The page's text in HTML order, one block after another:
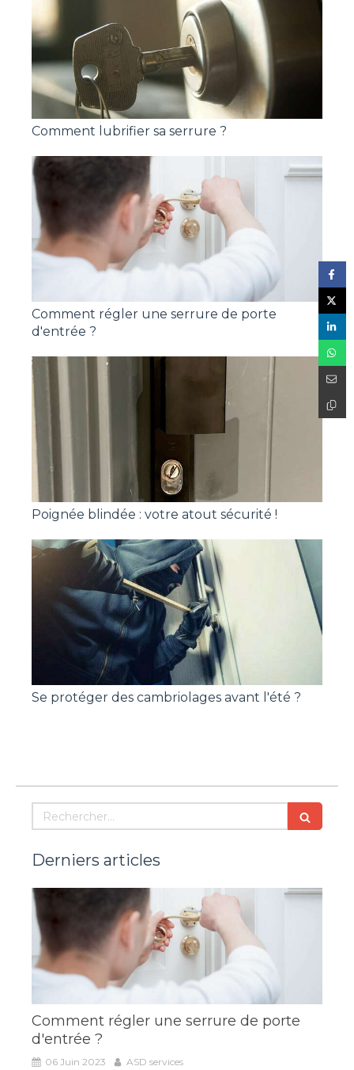
Comment lubrifier sa serrure ?
Comment régler une serrure de porte
d'entrée ?
Poignée blindée : votre atout sécurité !
Se protéger des cambriolages avant l'été ?
Rechercher
Derniers articles
Comment régler une serrure de porte
d'entrée ?
06 Juin 2023 ASD services